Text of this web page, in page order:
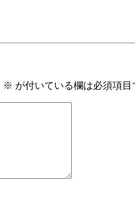
※ が付いている欄は必須項目